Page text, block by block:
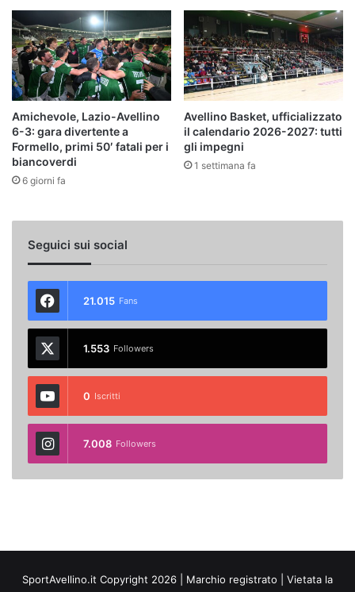
Amichevole, Lazio-Avellino
6-3: gara divertente a
Formello, primi 50′ fatali per i
biancoverdi
6 giorni fa
Avellino Basket, ufficializzato
il calendario 2026-2027: tutti
gli impegni
1 settimana fa
Seguici sui social
21.015 Fans
1.553 Followers
0 Iscritti
7.008 Followers
SportAvellino.it Copyright 2026 | Marchio registrato | Vietata la